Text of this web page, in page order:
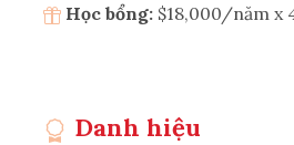
Học bổng: $18,000/năm x
Danh hiệu